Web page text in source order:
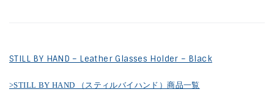
STILL BY HAND – Leather Glasses Holder – Black
>STILL BY HAND （スティルバイハンド）商品一覧